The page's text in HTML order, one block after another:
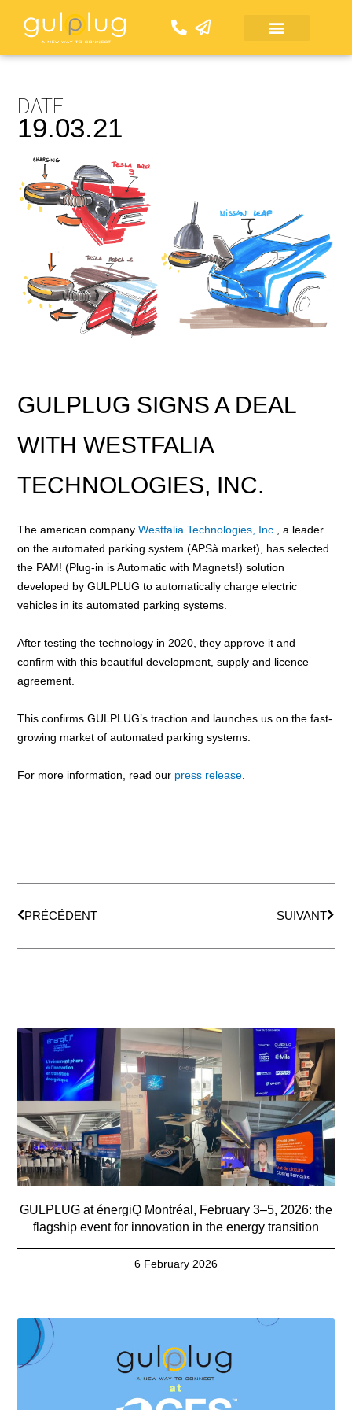
DATE
19.03.21
GULPLUG SIGNS A DEAL
WITH WESTFALIA
TECHNOLOGIES, INC.
The american companyWestfalia Technologies, Inc.
, a leader
on the automated parking system (APSà market), has selected
the PAM! (Plug-in is Automatic with Magnets!) solution
developed by GULPLUG to automatically charge electric
vehicles in its automated parking systems.
After testing the technology in 2020, they approve it and
confirm with this beautiful development, supply and licence
agreement.
This confirms GULPLUG’s traction and launches us on the fast-
growing market of automated parking systems.
For more information, read our press release
PRÉCÉDENT SUIVANT
GULPLUG at énergiQ Montréal, February 3–5, 2026: the
flagship event for innovation in the energy transition
6 February 2026